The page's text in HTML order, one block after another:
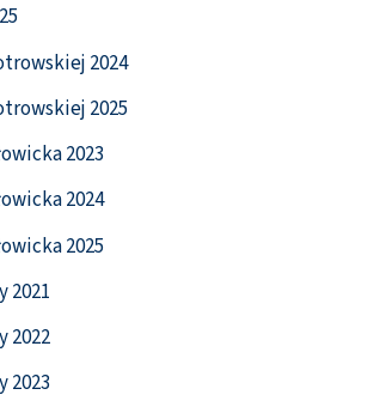
2024
2025
2023
2024
2025
2021
2022
2023